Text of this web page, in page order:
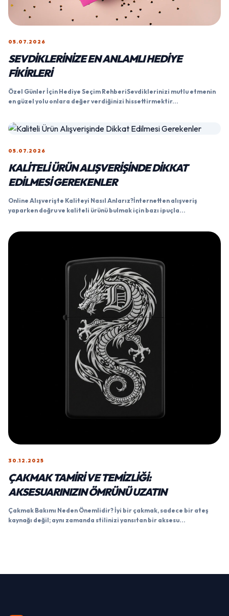
05.07.2026
SEVDIKLERINIZE EN ANLAMLI HEDIYE
FIKIRLERI
Özel Günler İçin Hediye Seçim RehberiSevdiklerinizi mutlu etmenin
en güzel yolu onlara değer verdiğinizi hissettirmektir...
05.07.2026
KALITELI ÜRÜN ALIŞVERIŞINDE DIKKAT
EDILMESI GEREKENLER
Online Alışverişte Kaliteyi Nasıl Anlarız?İnternetten alışveriş
yaparken doğru ve kaliteli ürünü bulmak için bazı ipuçla...
30.12.2025
ÇAKMAK TAMIRI VE TEMIZLIĞI:
AKSESUARINIZIN ÖMRÜNÜ UZATIN
Çakmak Bakımı Neden Önemlidir? İyi bir çakmak, sadece bir ateş
kaynağı değil; aynı zamanda stilinizi yansıtan bir aksesu...